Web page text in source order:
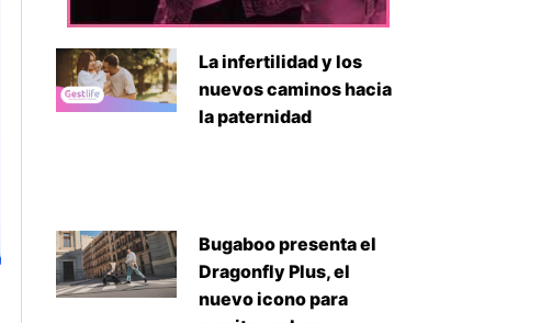
La infertilidad y los
nuevos caminos hacia
la paternidad
Bugaboo presenta el
Dragonfly Plus, el
nuevo icono para